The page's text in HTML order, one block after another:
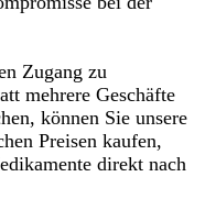
Zugang zu
mehrere Geschäfte
können Sie unsere
Preisen kaufen,
direkt nach